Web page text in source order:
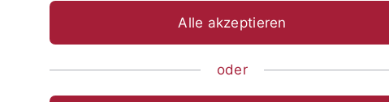
Alle akzeptieren
oder